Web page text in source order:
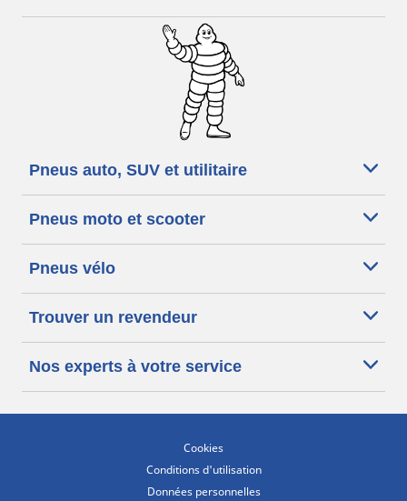
Pneus auto, SUV et utilitaire
Pneus moto et scooter
Pneus vélo
Trouver un revendeur
Nos experts à votre service
Cookies
Conditions d'utilisation
Données personnelles